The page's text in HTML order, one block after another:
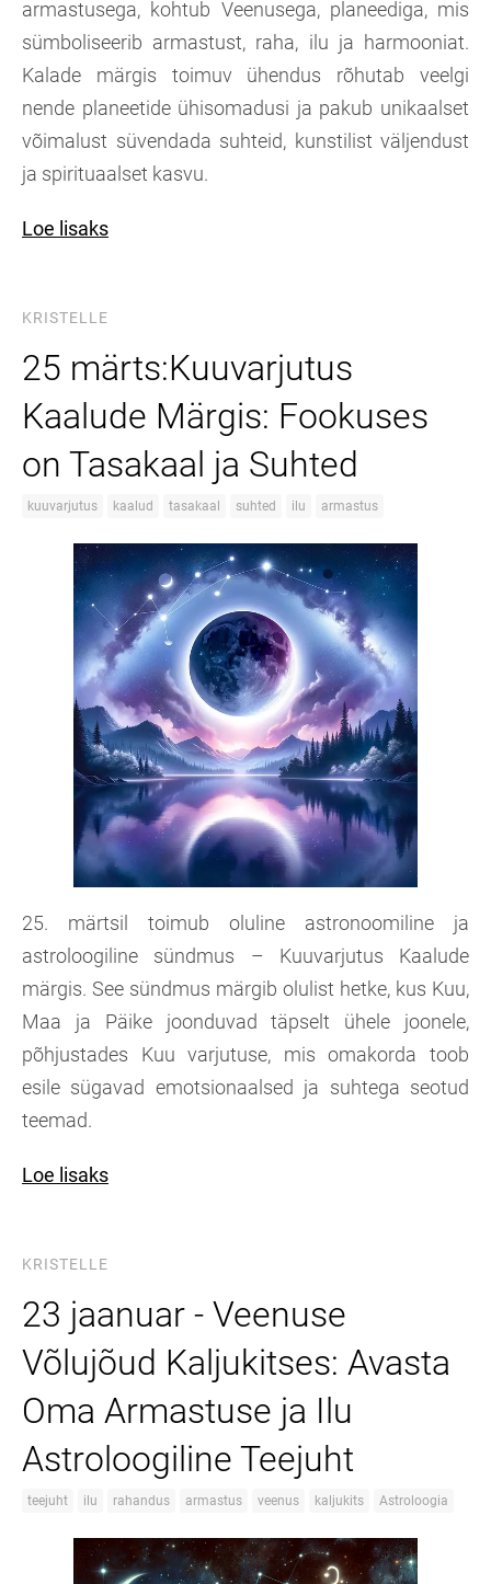
armastusega, kohtub Veenusega, planeediga, mis
sümboliseerib armastust, raha, ilu ja harmooniat.
Kalade märgis toimuv ühendus rõhutab veelgi
nende planeetide ühisomadusi ja pakub unikaalset
võimalust süvendada suhteid, kunstilist väljendust
ja spirituaalset kasvu.
Loe lisaks
KRISTELLE
25 märts:Kuuvarjutus
Kaalude Märgis: Fookuses
on Tasakaal ja Suhted
kuuvarjutus kaalud tasakaal suhted ilu armastus
25. märtsil toimub oluline astronoomiline ja
astroloogiline sündmus – Kuuvarjutus Kaalude
märgis. See sündmus märgib olulist hetke, kus Kuu,
Maa ja Päike joonduvad täpselt ühele joonele,
põhjustades Kuu varjutuse, mis omakorda toob
esile sügavad emotsionaalsed ja suhtega seotud
teemad.
Loe lisaks
KRISTELLE
23 jaanuar - Veenuse
Võlujõud Kaljukitses: Avasta
Oma Armastuse ja Ilu
Astroloogiline Teejuht
teejuht ilu rahandus armastus veenus kaljukits Astroloogia